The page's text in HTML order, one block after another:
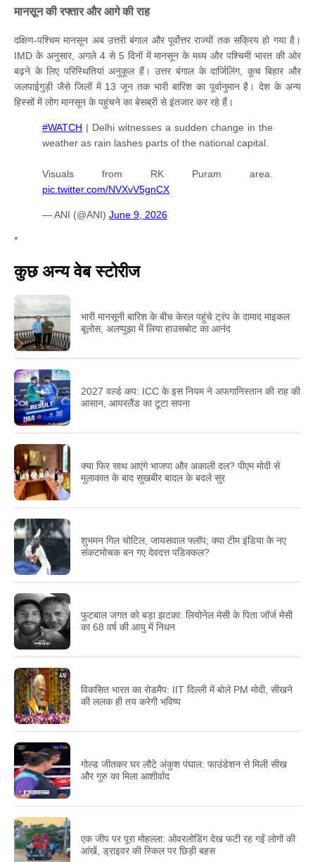
मानसून की रफ्तार और आगे की राह
दक्षिण-पश्चिम मानसून अब उत्तरी बंगाल और पूर्वोत्तर राज्यों तक सक्रिय हो गया है।
IMD के अनुसार, अगले 4 से 5 दिनों में मानसून के मध्य और पश्चिमी भारत की ओर
बढ़ने के लिए परिस्थितियां अनुकूल हैं। उत्तर बंगाल के दार्जिलिंग, कूच बिहार और
जलपाईगुड़ी जैसे जिलों में 13 जून तक भारी बारिश का पूर्वानुमान है। देश के अन्य
हिस्सों में लोग मानसून के पहुंचने का बेसब्री से इंतजार कर रहे हैं।
#WATCH | Delhi witnesses a sudden change in the
weather as rain lashes parts of the national capital.
Visuals from RK Puram area.
pic.twitter.com/NVXvV5gnCX
— ANI (@ANI) June 9, 2026
*
कुछ अन्य वेब स्टोरीज
भारी मानसूनी बारिश के बीच केरल पहुंचे ट्रंप के दामाद माइकल
बूलोस, अलप्पुझा में लिया हाउसबोट का आनंद
2027 वर्ल्ड कप: ICC के इस नियम ने अफगानिस्तान की राह की
आसान, आयरलैंड का टूटा सपना
क्या फिर साथ आएंगे भाजपा और अकाली दल? पीएम मोदी से
मुलाकात के बाद सुखबीर बादल के बदले सुर
शुभमन गिल चोटिल, जायसवाल फ्लॉप; क्या टीम इंडिया के नए
संकटमोचक बन गए देवदत्त पडिक्कल?
फुटबाल जगत को बड़ा झटका: लियोनेल मेसी के पिता जॉर्ज मेसी
का 68 वर्ष की आयु में निधन
विकसित भारत का रोडमैप: IIT दिल्ली में बोले PM मोदी, सीखने
की ललक ही तय करेगी भविष्य
गोल्ड जीतकर घर लौटे अंकुश पंघाल: फाउंडेशन से मिली सीख
और गुरु का मिला आशीर्वाद
एक जीप पर पूरा मोहल्ला: ओवरलोडिंग देख फटी रह गईं लोगों की
आंखें, ड्राइवर की स्किल पर छिड़ी बहस